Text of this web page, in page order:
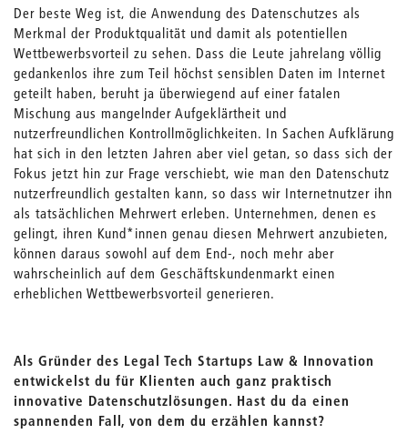
Der beste Weg ist, die Anwendung des Datenschutzes als
Merkmal der Produktqualität und damit als potentiellen
Wettbewerbsvorteil zu sehen. Dass die Leute jahrelang völlig
gedankenlos ihre zum Teil höchst sensiblen Daten im Internet
geteilt haben, beruht ja überwiegend auf einer fatalen
Mischung aus mangelnder Aufgeklärtheit und
nutzerfreundlichen Kontrollmöglichkeiten. In Sachen Aufklärung
hat sich in den letzten Jahren aber viel getan, so dass sich der
Fokus jetzt hin zur Frage verschiebt, wie man den Datenschutz
nutzerfreundlich gestalten kann, so dass wir Internetnutzer ihn
als tatsächlichen Mehrwert erleben. Unternehmen, denen es
gelingt, ihren Kund*innen genau diesen Mehrwert anzubieten,
können daraus sowohl auf dem End-, noch mehr aber
wahrscheinlich auf dem Geschäftskundenmarkt einen
erheblichen Wettbewerbsvorteil generieren.
Als Gründer des Legal Tech Startups Law & Innovation
entwickelst du für Klienten auch ganz praktisch
innovative Datenschutzlösungen. Hast du da einen
spannenden Fall, von dem du erzählen kannst?